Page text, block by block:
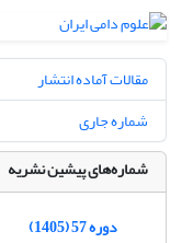
مقالات آماده انتشار
شماره جاری
شماره‌های پیشین نشریه
دوره 57 (1405)